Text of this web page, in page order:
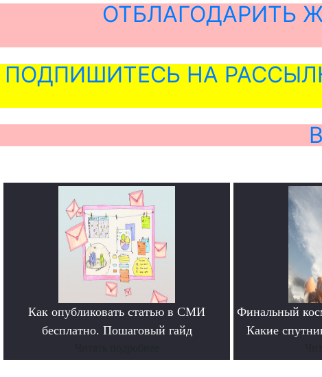
ОТБЛАГОДАРИТЬ
ПОДПИШИТЕСЬ НА
Как опубликовать статью в СМИ
бесплатно. Пошаговый гайд
Финальный
Какие